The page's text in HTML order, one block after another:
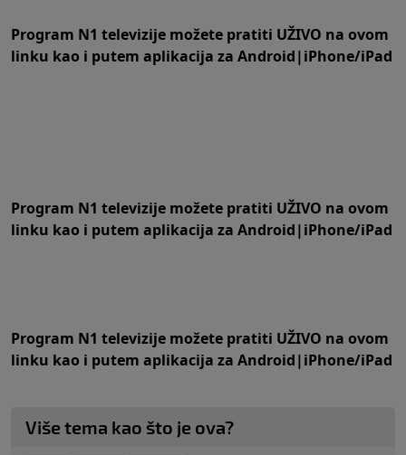
Program N1 televizije možete pratiti UŽIVO na ovom
linku kao i putem aplikacija za Android|iPhone/iPad
Program N1 televizije možete pratiti UŽIVO na ovom
linku kao i putem aplikacija za Android|iPhone/iPad
Program N1 televizije možete pratiti UŽIVO na ovom
linku kao i putem aplikacija za Android|iPhone/iPad
Više tema kao što je ova?